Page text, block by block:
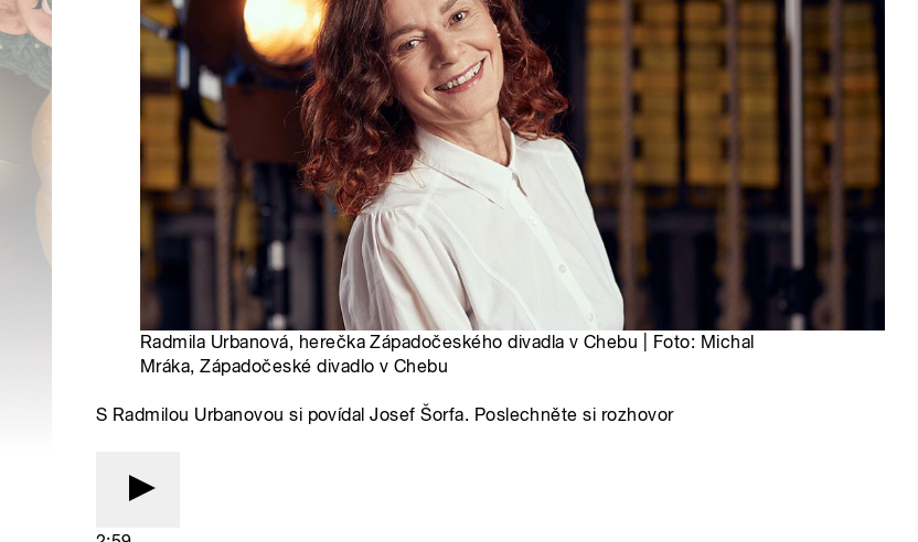
Radmila Urbanová, herečka Západočeského divadla v Chebu | Foto: Michal
Mráka, Západočeské divadlo v Chebu
S Radmilou Urbanovou si povídal Josef Šorfa. Poslechněte si rozhovor